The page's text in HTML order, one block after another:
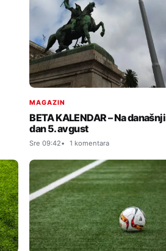
MAGAZIN
BETA KALENDAR – Na današnji
dan 5. avgust
Sre 09:42 1 komentara